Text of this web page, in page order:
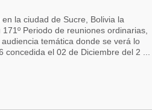
la ciudad de Sucre, Bolivia la
Periodo de reuniones ordinarias,
temática donde se verá lo
el 02 de Diciembre del 2 ...